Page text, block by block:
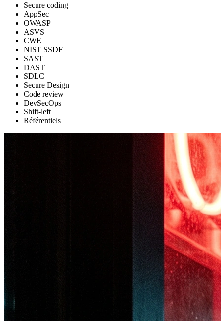
Secure coding
AppSec
OWASP
ASVS
CWE
NIST SSDF
SAST
DAST
SDLC
Secure Design
Code review
DevSecOps
Shift-left
Référentiels